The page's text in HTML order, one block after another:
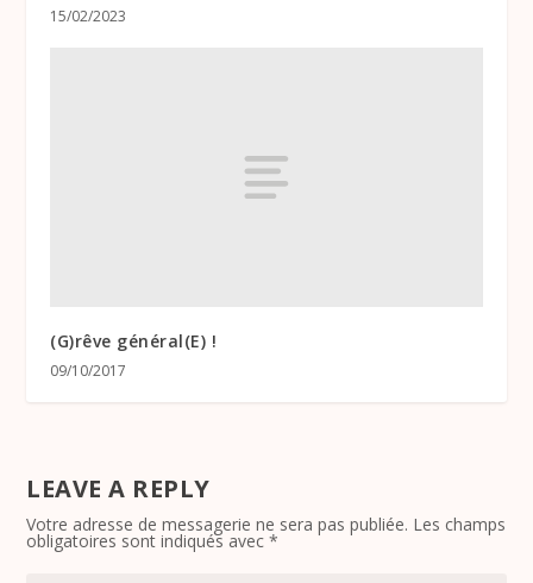
15/02/2023
(G)rêve général(E) !
09/10/2017
LEAVE A REPLY
Votre adresse de messagerie ne sera pas publiée. Les champs
obligatoires sont indiqués avec*